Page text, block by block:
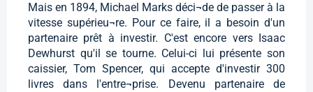
Mais en 1894, Michael Marks déci¬de de passer à la
vitesse supérieu¬re. Pour ce faire, il a besoin d'un
partenaire prêt à investir. C'est encore vers Isaac
Dewhurst qu'il se tourne. Celui-ci lui présente son
caissier, Tom Spencer, qui accepte d'investir 300
livres dans l'entre¬prise. Devenu partenaire de